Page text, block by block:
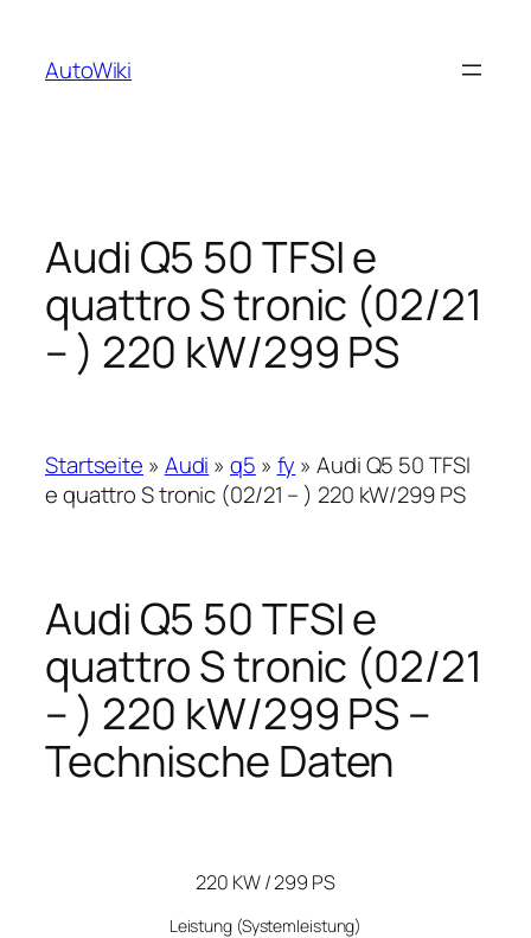
springen
AutoWiki
Audi Q5 50 TFSI e
quattro S tronic (02/21
– ) 220 kW/299 PS
Startseite » Audi »q5 » fy »Audi Q5 50 TFSI
e quattro S tronic (02/21 – ) 220 kW/299 PS
Audi Q5 50 TFSI e
quattro S tronic (02/21
– ) 220 kW/299 PS –
Technische Daten
220 KW / 299 PS
Leistung(Systemleistung)